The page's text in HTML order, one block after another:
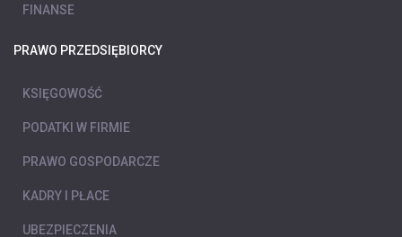
FINANSE
PRAWO PRZEDSIĘBIORCY
KSIĘGOWOŚĆ
PODATKI W FIRMIE
PRAWO GOSPODARCZE
KADRY I PŁACE
UBEZPIECZENIA